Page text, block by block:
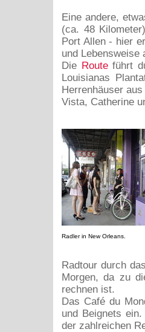
Eine andere,
(ca. 48
Port Allen - hier
und Lebensweise
Die Routeführt
Louisianas
Herrenhäuser
Vista, Catherine
Radler in New Orleans.
Radtour durch
Morgen, da zu
rechnen ist.
Das Café du
und Beignets
der zahlreichen